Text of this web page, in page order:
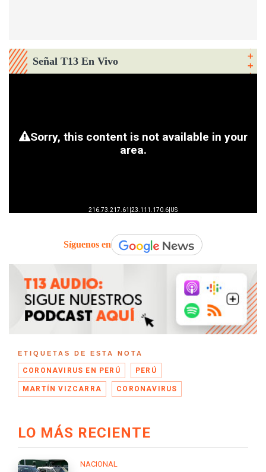
Señal T13 En Vivo
Síguenos en
ETIQUETAS DE ESTA NOTA
CORONAVIRUS EN PERÚ PERÚ
MARTÍN VIZCARRA CORONAVIRUS
LO MÁS RECIENTE
NACIONAL